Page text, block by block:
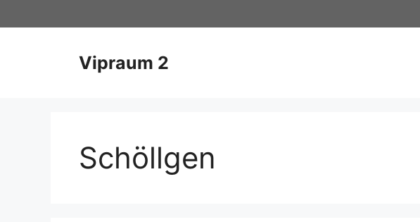
Inhalt
Vipraum 2
Schöllgen